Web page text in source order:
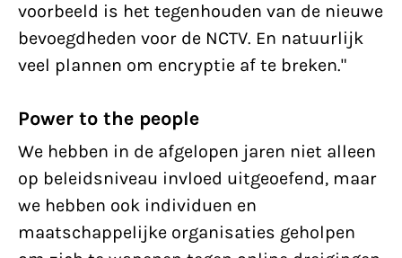
voorbeeld is het tegenhouden van de nieuwe
bevoegdheden voor de NCTV. En natuurlijk
veel plannen om encryptie af te breken."
Power to the people
We hebben in de afgelopen jaren niet alleen
op beleidsniveau invloed uitgeoefend, maar
we hebben ook individuen en
maatschappelijke organisaties geholpen